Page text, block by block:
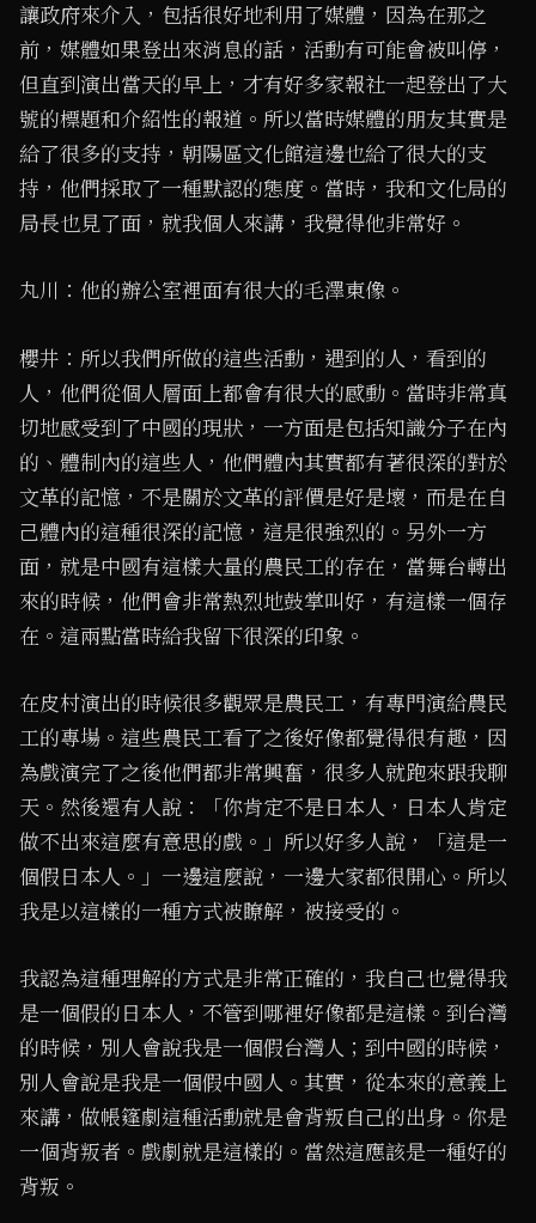
讓政府來介入，包括很好地利用了媒體，因為在那之
前，媒體如果登出來消息的話，活動有可能會被叫停，
但直到演出當天的早上，才有好多家報社一起登出了大
號的標題和介紹性的報道。所以當時媒體的朋友其實是
給了很多的支持，朝陽區文化館這邊也給了很大的支
持，他們採取了一種默認的態度。當時，我和文化局的
局長也見了面，就我個人來講，我覺得他非常好。
丸川：他的辦公室裡面有很大的毛澤東像。
櫻井：所以我們所做的這些活動，遇到的人，看到的
人，他們從個人層面上都會有很大的感動。當時非常真
切地感受到了中國的現狀，一方面是包括知識分子在內
的、體制內的這些人，他們體內其實都有著很深的對於
文革的記憶，不是關於文革的評價是好是壞，而是在自
己體內的這種很深的記憶，這是很強烈的。另外一方
面，就是中國有這樣大量的農民工的存在，當舞台轉出
來的時候，他們會非常熱烈地鼓掌叫好，有這樣一個存
在。這兩點當時給我留下很深的印象。
在皮村演出的時候很多觀眾是農民工，有專門演給農民
工的專場。這些農民工看了之後好像都覺得很有趣，因
為戲演完了之後他們都非常興奮，很多人就跑來跟我聊
天。然後還有人說：「你肯定不是日本人，日本人肯定
做不出來這麼有意思的戲。」所以好多人說，「這是一
個假日本人。」一邊這麼說，一邊大家都很開心。所以
我是以這樣的一種方式被瞭解，被接受的。
我認為這種理解的方式是非常正確的，我自己也覺得我
是一個假的日本人，不管到哪裡好像都是這樣。到台灣
的時候，別人會說我是一個假台灣人；到中國的時候，
別人會說是我是一個假中國人。其實，從本來的意義上
來講，做帳篷劇這種活動就是會背叛自己的出身。你是
一個背叛者。戲劇就是這樣的。當然這應該是一種好的
背叛。